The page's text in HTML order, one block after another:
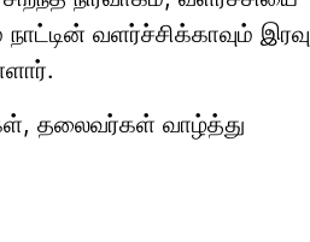
வளர்ச்சிக்காவும் இரவு
தலைவர்கள் வாழ்த்து